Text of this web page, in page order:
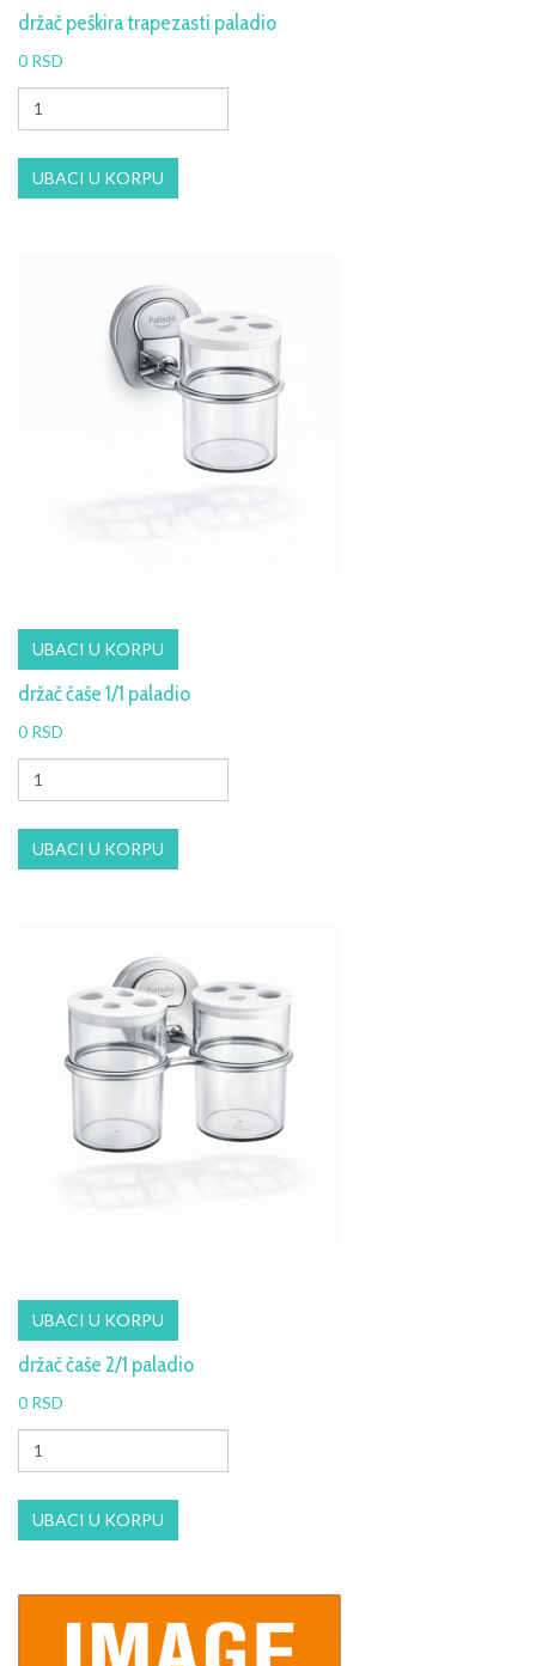
držač peškira trapezasti paladio
0 RSD
držač čaše 1/1 paladio
0 RSD
držač čaše 2/1 paladio
0 RSD